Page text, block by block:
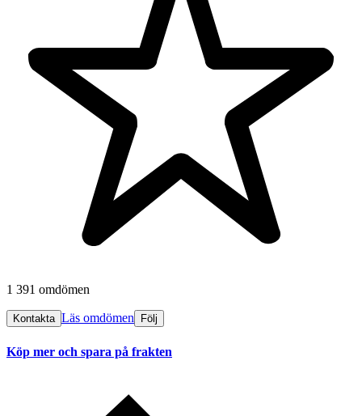
1 391 omdömen
Kontakta Läs omdömen Följ
Köp mer och spara på frakten